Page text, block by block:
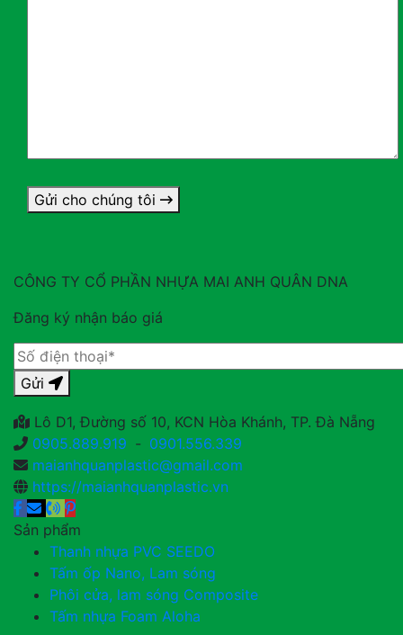
Gửi cho chúng tôi
CÔNG TY CỔ PHẦN NHỰA MAI ANH QUÂN DNA
Đăng ký nhận báo giá
Gửi
Lô D1, Đường số 10, KCN Hòa Khánh, TP. Đà Nẵng
0905.889.919 - 0901.556.339
maianhquanplastic@gmail.com
https://maianhquanplastic.vn
Sản phẩm
Thanh nhựa PVC SEEDO
Tấm ốp Nano, Lam sóng
Phôi cửa, lam sóng Composite
Tấm nhựa Foam Aloha